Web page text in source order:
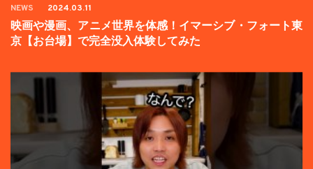
NEWS 2024.03.11
映画や漫画、アニメ世界を体感！イマーシブ・フォート東
京【お台場】で完全没入体験してみた